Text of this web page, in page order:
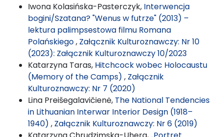
Iwona Kolasińska-Pasterczyk, Interwencja
bogini/Szatana? "Wenus w futrze" (2013) –
lektura palimpsestowa filmu Romana
Polańskiego, Załącznik Kulturoznawczy: Nr 10
(2023): Załącznik Kulturoznawczy 10/2023
Katarzyna Taras, Hitchcock wobec Holocaustu
(Memory of the Camps) , Załącznik
Kulturoznawczy: Nr 7 (2020)
Lina Preišegalavičienė, The National Tendencies
in Lithuanian Interwar Interior Design (1918–
1940) , Załącznik Kulturoznawczy: Nr 6 (2019)